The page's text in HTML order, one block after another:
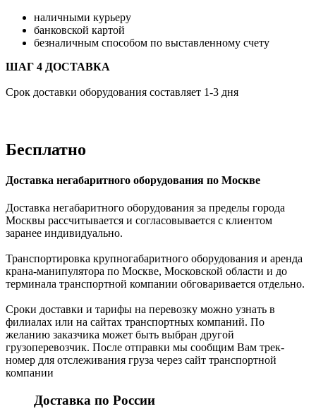
наличными курьеру
банковской картой
безналичным способом по выставленному счету
ШАГ 4 ДОСТАВКА
Срок доставки оборудования составляет 1-3 дня
Бесплатно
Доставка негабаритного оборудования по Москве
Доставка негабаритного оборудования за пределы города
Москвы рассчитывается и согласовывается с клиентом
заранее индивидуально.
Транспортировка крупногабаритного оборудования и аренда
крана-манипулятора по Москве, Московской области и до
терминала транспортной компании обговаривается отдельно.
Сроки доставки и тарифы на перевозку можно узнать в
филиалах или на сайтах транспортных компаний. По
желанию заказчика может быть выбран другой
грузоперевозчик. После отправки мы сообщим Вам трек-
номер для отслеживания груза через сайт транспортной
компании
Доставка по России